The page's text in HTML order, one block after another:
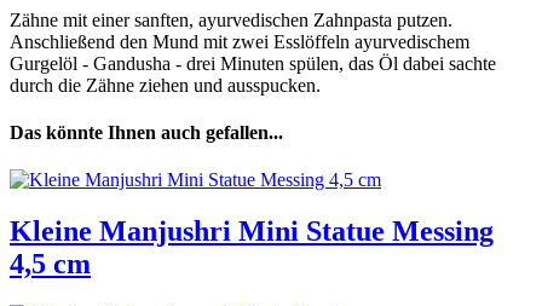
Zähne mit einer sanften, ayurvedischen Zahnpasta putzen.
Anschließend den Mund mit zwei Esslöffeln ayurvedischem
Gurgelöl - Gandusha - drei Minuten spülen, das Öl dabei sachte
durch die Zähne ziehen und ausspucken.
Das könnte Ihnen auch gefallen...
Kleine Manjushri Mini Statue Messing
4,5 cm